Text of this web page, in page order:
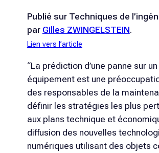
Publié sur Techniques de
par Gilles ZWINGELSTEIN.
Lien vers l’article
“La prédiction d’une panne sur un
équipement est une
des responsables de la
définir les stratégies les plus
aux plans technique et
diffusion des nouvelles
numériques utilisant des objets